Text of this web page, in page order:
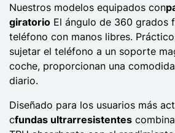
Nuestros modelos equipados con
giratorio El ángulo de 360 grados
teléfono con manos libres.
sujetar el teléfono a un soporte
coche, proporcionan una
diario.
Diseñado para los usuarios más
cfundas ultrarresistentes